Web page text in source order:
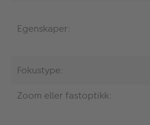
Egenskaper:
Fokustype:
Zoom eller fastoptikk: